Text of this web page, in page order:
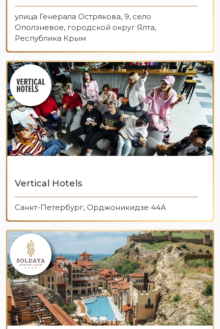
улица Генерала Острякова, 9, село
Оползневое, городской округ Ялта,
Республика Крым
Vertical Hotels
Санкт-Петербург, Орджоникидзе 44А